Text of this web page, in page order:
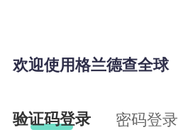
欢迎使用格兰德查全球
验证码登录 密码登录